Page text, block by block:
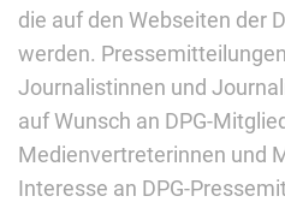
die auf den Webseiten der
werden.
Journalistinnen und
auf Wunsch an DPG-
Medienvertreterinnen und
Interesse an DPG-